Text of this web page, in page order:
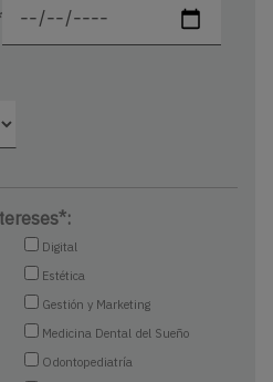
Digital
Estética
Gestión y Marketing
Medicina Dental del Sueño
Odontopediatría